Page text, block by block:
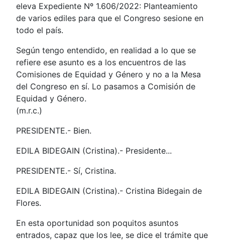
eleva Expediente Nº 1.606/2022: Planteamiento
de varios ediles para que el Congreso sesione en
todo el país.
Según tengo entendido, en realidad a lo que se
refiere ese asunto es a los encuentros de las
Comisiones de Equidad y Género y no a la Mesa
del Congreso en sí. Lo pasamos a Comisión de
Equidad y Género.
(m.r.c.)
PRESIDENTE.- Bien.
EDILA BIDEGAIN (Cristina).- Presidente...
PRESIDENTE.- Sí, Cristina.
EDILA BIDEGAIN (Cristina).- Cristina Bidegain de
Flores.
En esta oportunidad son poquitos asuntos
entrados, capaz que los lee, se dice el trámite que